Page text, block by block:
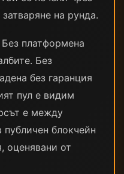
на рунда.
платформена
Без
без гаранция
пул е видим
е между
блокчейн
от